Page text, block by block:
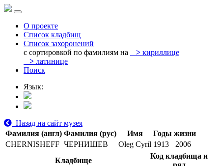
О проекте
Список кладбищ
Список захоронений
с сортировкой по фамилиям на
> кириллице
> латинице
Поиск
Язык:
Назад на сайт музея
Фамилия (англ) Фамилия (рус) Имя
Годы жизни
CHERNISHEFF ЧЕРНИШЕВ Oleg Cyril 1913
2006
Кладбище
Код кладбища и